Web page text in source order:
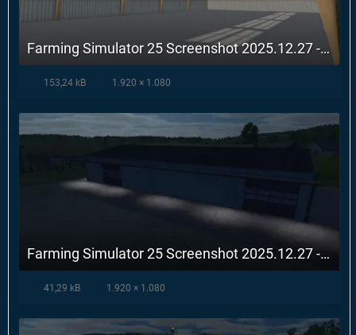
Farming Simulator 25 Screenshot 2025.12.27 - 10.54.14.71.webp
153,24 kB 1.920 × 1.080
Farming Simulator 25 Screenshot 2025.12.27 - 10.54.31.91.webp
41,29 kB 1.920 × 1.080